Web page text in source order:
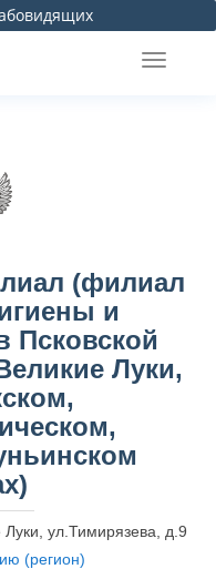
(филиал
и
Псковской
Луки,
Луки, ул.Тимирязева, д.9
(регион)